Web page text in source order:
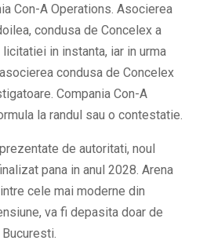
Con-A Operations. Asocierea
condusa de Concelex a
in instanta, iar in urma
condusa de Concelex
Compania Con-A
la randul sau o contestatie.
de autoritati, noul
pana in anul 2028. Arena
cele mai moderne din
va fi depasita doar de